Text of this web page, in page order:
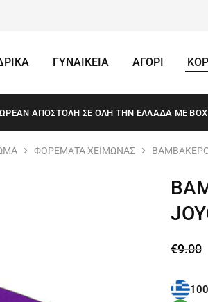
ΓΥΝΑΙΚΕΙΑ ΑΓΟΡΙ
ΑΠΟΣΤΟΛΗ ΣΕ ΌΛΗ ΤΗΝ ΕΛΛΆΔΑ ΜΕ BOX
ΦΟΡΕΜΑΤΑ ΧΕΙΜΩΝΑΣ ΒΑΜΒΑΚΕΡΟ
€9.00